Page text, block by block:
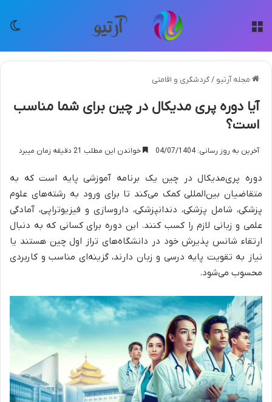
مجله آرتیو /گردشگری و اقامتی
آیا دوره پری مدیکال در چین برای شما مناسب
است؟
آخرین به روز رسانی: 04/07/1404 خواندن این مطلب 21 دقیقه زمان میبرد
دوره پری‌مدیکال در چین یک برنامه آموزشی پایه است که به
متقاضیان بین‌المللی کمک می‌کند تا برای ورود به رشته‌های علوم
پزشکی، شامل پزشکی، دندانپزشکی، داروسازی و فیزیوتراپی، آمادگی
علمی و زبانی لازم را کسب کنند. این دوره برای کسانی که به دنبال
ارتقاء شانس پذیرش خود در دانشگاه‌های تراز اول چین هستند یا
نیاز به تقویت پایه درسی و زبان دارند، گزینه‌ای مناسب و کاربردی
محسوب می‌شود.